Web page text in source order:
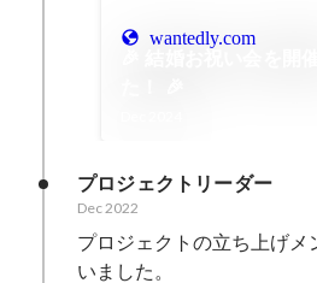
wantedly.com
プロジェクトリーダー
Dec 2022
プロジェクトの立ち上げメ
いました。